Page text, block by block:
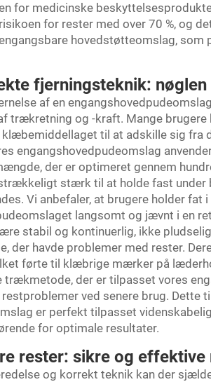
for medicinske
for rester med over 70 %, og
hovedstøtteomslag,
fjerningsteknik:
af en
trækretning og -kraft. Mange
klæbemiddellaget til at adskille sig fra
engangshovedpudeomslag
der er optimeret gennem
stærk til at holde fast under
Vi anbefaler, at brugere holder
langsomt og jævnt i en
stabil og kontinuerlig, ikke
der havde problemer med rester.
førte til klæbrige mærker på
trækmetode, der er tilpasset vores
ved senere brug. Dette
er perfekt tilpasset
for optimale resultater.
rester: sikre og
og korrekt teknik kan der